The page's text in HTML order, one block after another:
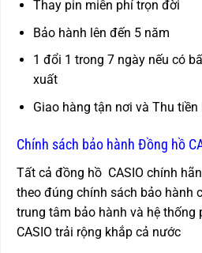
Thay pin miễn phí trọn đời
Bảo hành lên đến 5 năm
1 đổi 1 trong 7 ngày nếu có
xuất
Giao hàng tận nơi và Thu
Chính sách bảo hành Đồng hồ
Tất cả đồng hồ CASIO chính
theo đúng chính sách bảo hành
trung tâm bảo hành và hệ thống
CASIO trải rộng khắp cả nước